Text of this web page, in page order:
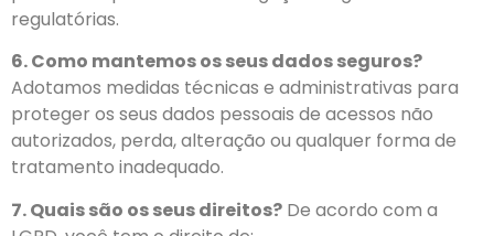
regulatórias.
6. Como mantemos os seus dados seguros?
Adotamos medidas técnicas e administrativas para
proteger os seus dados pessoais de acessos não
autorizados, perda, alteração ou qualquer forma de
tratamento inadequado.
7. Quais são os seus direitos? De acordo com a